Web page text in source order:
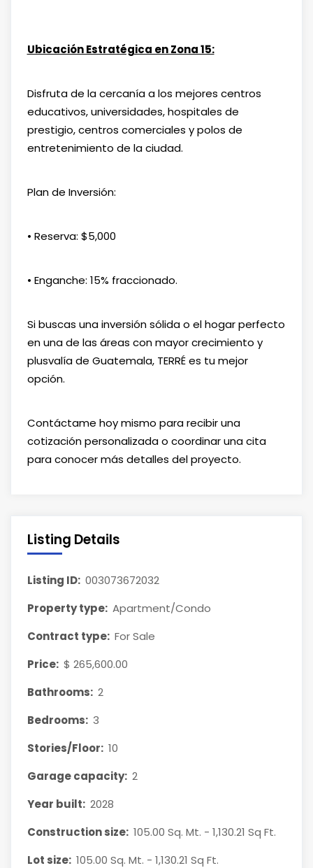
Ubicación Estratégica en Zona 15:
Disfruta de la cercanía a los mejores centros
educativos, universidades, hospitales de
prestigio, centros comerciales y polos de
entretenimiento de la ciudad.
Plan de Inversión:
• Reserva: $5,000
• Enganche: 15% fraccionado.
Si buscas una inversión sólida o el hogar perfecto
en una de las áreas con mayor crecimiento y
plusvalía de Guatemala, TERRÉ es tu mejor
opción.
Contáctame hoy mismo para recibir una
cotización personalizada o coordinar una cita
para conocer más detalles del proyecto.
Listing Details
Listing ID: 003073672032
Property type: Apartment/Condo
Contract type: For Sale
Price: $ 265,600.00
Bathrooms: 2
Bedrooms: 3
Stories/Floor: 10
Garage capacity: 2
Year built: 2028
Construction size: 105.00 Sq. Mt. - 1,130.21 Sq Ft.
Lot size: 105.00 Sq. Mt. - 1,130.21 Sq Ft.